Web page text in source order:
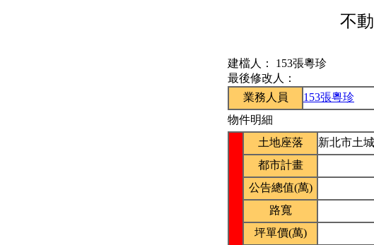
不
建檔人： 153張粵珍
最後修改人：
業務人員
153張粵珍
物件明細
土地座落
新北市土
都市計畫
公告總值(萬)
路寬
坪單價(萬)